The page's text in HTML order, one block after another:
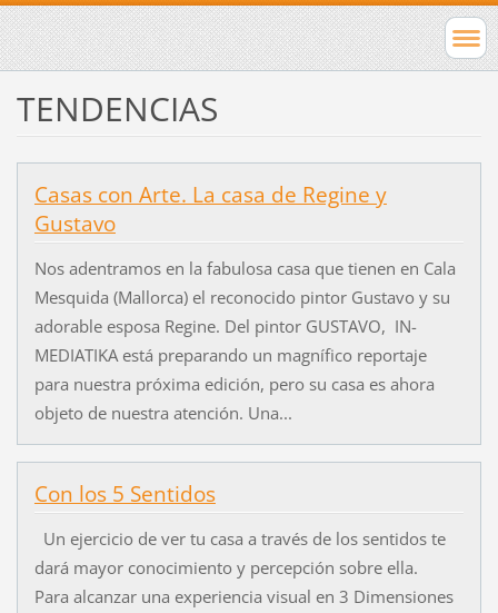
TENDENCIAS
Casas con Arte. La casa de Regine y
Gustavo
Nos adentramos en la fabulosa casa que tienen en Cala
Mesquida (Mallorca) el reconocido pintor Gustavo y su
adorable esposa Regine. Del pintor GUSTAVO, IN-
MEDIATIKA está preparando un magnífico reportaje
para nuestra próxima edición, pero su casa es ahora
objeto de nuestra atención. Una...
Con los 5 Sentidos
Un ejercicio de ver tu casa a través de los sentidos te
dará mayor conocimiento y percepción sobre ella.
Para alcanzar una experiencia visual en 3 Dimensiones